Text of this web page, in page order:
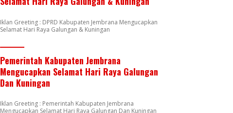
Iklan Greeting : DPRD Kabupaten Jembrana Mengucapkan
Selamat Hari Raya Galungan & Kuningan
Pemerintah Kabupaten Jembrana
Mengucapkan Selamat Hari Raya Galungan
Dan Kuningan
Iklan Greeting : Pemerintah Kabupaten Jembrana
Mengucapkan Selamat Hari Raya Galungan Dan Kuningan